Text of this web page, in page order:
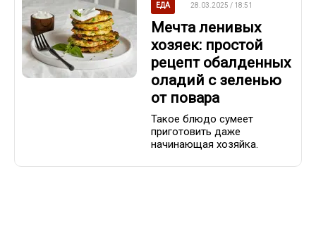
ЕДА 28.03.2025 / 18:51
Мечта ленивых
хозяек: простой
рецепт обалденных
оладий с зеленью
от повара
Такое блюдо сумеет
приготовить даже
начинающая хозяйка.